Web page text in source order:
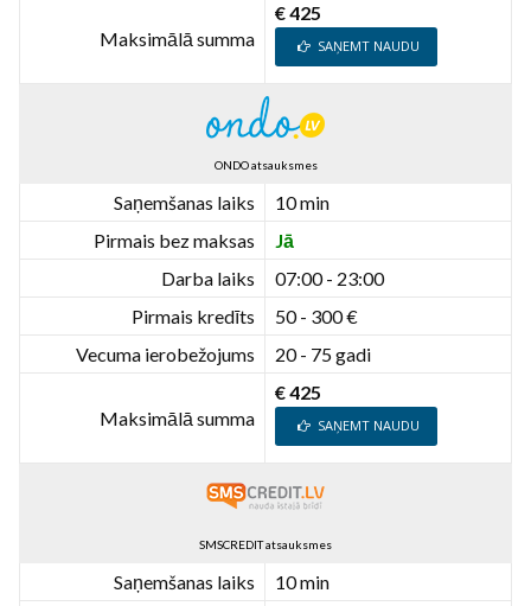
Maksimālā summa
€ 425
SAŅEMT NAUDU
ONDO atsauksmes
Saņemšanas laiks
10 min
Pirmais bez maksas
Jā
Darba laiks
07:00 - 23:00
Pirmais kredīts
50 - 300 €
Vecuma ierobežojums
20 - 75 gadi
Maksimālā summa
€ 425
SAŅEMT NAUDU
SMSCREDIT atsauksmes
Saņemšanas laiks
10 min